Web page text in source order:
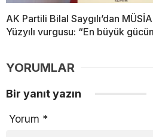
AK Partili Bilal Saygılı’dan
Yüzyılı vurgusu: “En büyük
YORUMLAR
Bir yanıt yazın
Yorum *